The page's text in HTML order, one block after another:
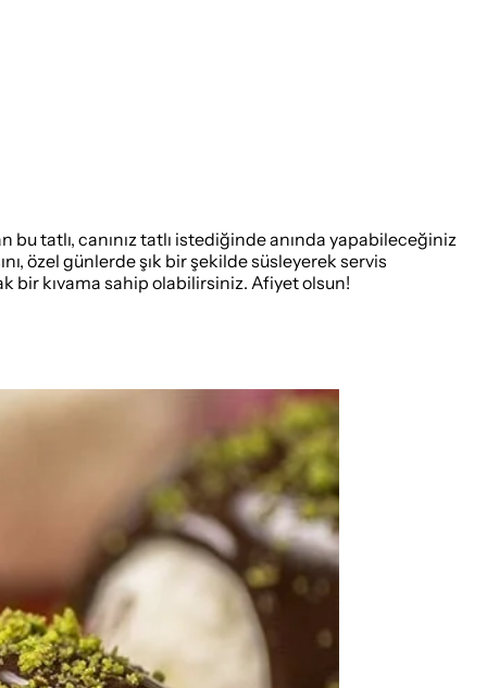
bu tatlı, canınız tatlı istediğinde anında yapabileceğiniz
özel günlerde şık bir şekilde süsleyerek servis
bir kıvama sahip olabilirsiniz. Afiyet olsun!